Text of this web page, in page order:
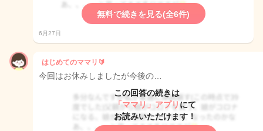
無料で続きを見る(全6件)
6月27日
はじめてのママリ🔰
今回はお休みしましたが今後の…
この回答の続きは
「ママリ」アプリ にて
お読みいただけます！